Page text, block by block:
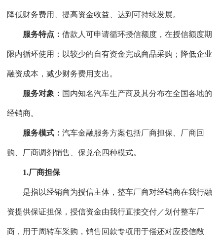
降低财务费用、提高资金收益、达到可持续发展。
服务特点：借款人可申请循环授信额度，在授信额度期
限内循环使用；以较少的自有资金完成商品采购；降低企业
融资成本，减少财务费用支出。
服务对象： 国内知名汽车生产商及其分布在全国各地的
经销商。
服务模式：汽车金融服务方案包括厂商担保、厂商回
购、厂商调剂销售、保兑仓四种模式。
1.厂商担保
是指以经销商为授信主体，整车厂商对经销商在我行融
资提供保证担保，授信资金由我行直接交付／划付整车厂
商，用于周转车采购，销售回款专项用于偿还对应授信敞